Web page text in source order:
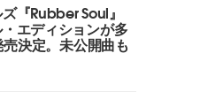
『Rubber Soul』
エディションが多
決定。未公開曲も